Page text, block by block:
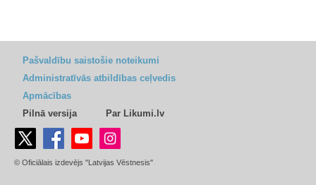
Pašvaldību saistošie noteikumi
Administratīvās atbildības ceļvedis
Apmācības
Pilnā versija
Par Likumi.lv
© Oficiālais izdevējs "Latvijas Vēstnesis"